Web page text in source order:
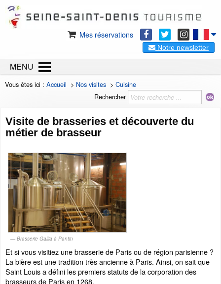
Mes réservations
Notre newsletter
MENU
Vous êtes ici : Accueil > Nos visites > Cuisine
Rechercher
Visite de brasseries et découverte du
métier de brasseur
Brasserie Gallia à Pantin
Et si vous visitiez une brasserie de Paris ou de région parisienne ?
La bière est une tradition très ancienne à Paris. Ainsi, on sait que
Saint Louis a défini les premiers statuts de la corporation des
brasseurs de Paris en 1268.